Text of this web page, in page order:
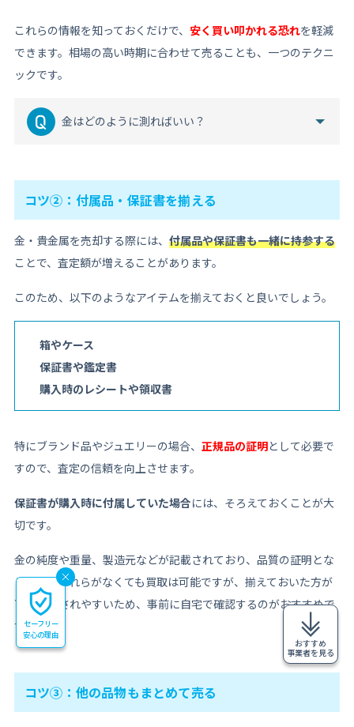
これらの情報を知っておくだけで、 安く買い叩かれる恐れを軽減
できます。相場の高い時期に合わせて売ることも、一つのテクニ
ックです。
金はどのように測ればいい？
コツ②：付属品・保証書を揃える
金・貴金属を売却する際には、 付属品や保証書も一緒に持参する
ことで、査定額が増えることがあります。
このため、以下のようなアイテムを揃えておくと良いでしょう。
箱やケース
保証書や鑑定書
購入時のレシートや領収書
特にブランド品やジュエリーの場合、 正規品の証明として必要で
すので、査定の信頼を向上させます。
保証書が購入時に付属していた場合には、そろえておくことが大
切です。
金の純度や重量、製造元などが記載されており、品質の証明とな
ります。これらがなくても買取は可能ですが、揃えておいた方が
高く評価されやすいため、事前に自宅で確認するのがおすすめで
す。
コツ③：他の品物もまとめて売る
おすすめ
事業者を見る
セーフリー
安心の理由